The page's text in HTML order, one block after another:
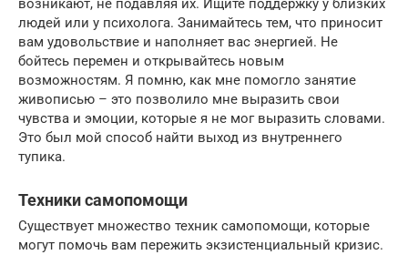
возникают, не подавляя их. Ищите поддержку у близких
людей или у психолога. Занимайтесь тем, что приносит
вам удовольствие и наполняет вас энергией. Не
бойтесь перемен и открывайтесь новым
возможностям. Я помню, как мне помогло занятие
живописью – это позволило мне выразить свои
чувства и эмоции, которые я не мог выразить словами.
Это был мой способ найти выход из внутреннего
тупика.
Техники самопомощи
Существует множество техник самопомощи, которые
могут помочь вам пережить экзистенциальный кризис.